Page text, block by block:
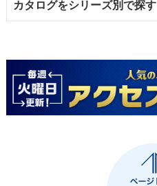
カタログをシリーズ別で探す